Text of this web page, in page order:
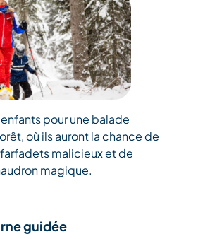
pour une balade
où ils auront la chance de
malicieux et de
magique.
guidée